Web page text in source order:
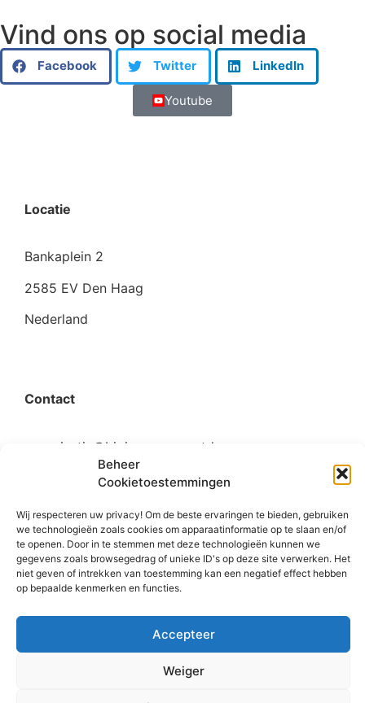
Beheer
Cookietoestemmingen
Wij respecteren uw privacy! Om de beste ervaringen te bieden, gebruiken
we technologieën zoals cookies om apparaatinformatie op te slaan en/of
te openen. Door in te stemmen met deze technologieën kunnen we
gegevens zoals browsegedrag of unieke ID's op deze site verwerken. Het
niet geven of intrekken van toestemming kan een negatief effect hebben
op bepaalde kenmerken en functies.
Accepteer
Weiger
Vind ons op social media
Facebook Twitter LinkedIn
Youtube
Locatie
Bankaplein 2
2585 EV Den Haag
Nederland
Contact
organisatie@bigimprovementday.org
+31 6 53124595
Social